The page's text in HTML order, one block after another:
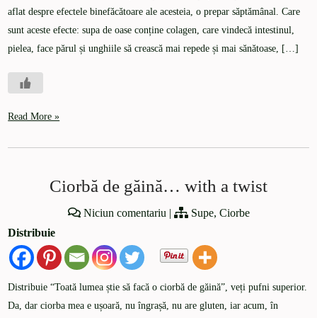
aflat despre efectele binefăcătoare ale acesteia, o prepar săptămânal. Care
sunt aceste efecte: supa de oase conține colagen, care vindecă intestinul,
pielea, face părul și unghiile să crească mai repede și mai sănătoase, […]
Read More »
Ciorbă de găină… with a twist
Niciun comentariu |
Supe, Ciorbe
Distribuie
Distribuie “Toată lumea știe să facă o ciorbă de găină”, veți pufni superior.
Da, dar ciorba mea e ușoară, nu îngrașă, nu are gluten, iar acum, în